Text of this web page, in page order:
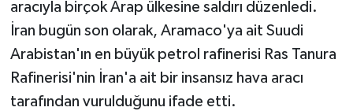
aracıyla birçok Arap ülkesine saldırı düzenledi.
İran bugün son olarak, Aramaco'ya ait Suudi
Arabistan'ın en büyük petrol rafinerisi Ras Tanura
Rafinerisi'nin İran'a ait bir insansız hava aracı
tarafından vurulduğunu ifade etti.